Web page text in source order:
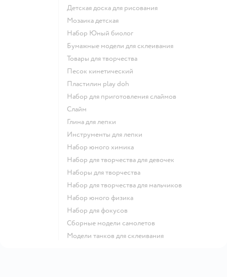
Детская доска для рисования
Мозаика детская
набор Юный биолог
Бумажные модели для склеивания
Товары для творчества
Песок кинетический
Пластилин play doh
Набор для приготовления слаймов
Слайм
Глина для лепки
Инструменты для лепки
Набор юного химика
Набор для творчества для девочек
Наборы для творчества
Набор для творчества для мальчиков
Набор юного физика
Набор для фокусов
Сборные модели самолетов
Модели танков для склеивания